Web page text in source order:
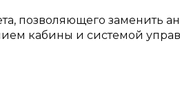
позволяющего заменить
кабины и системой